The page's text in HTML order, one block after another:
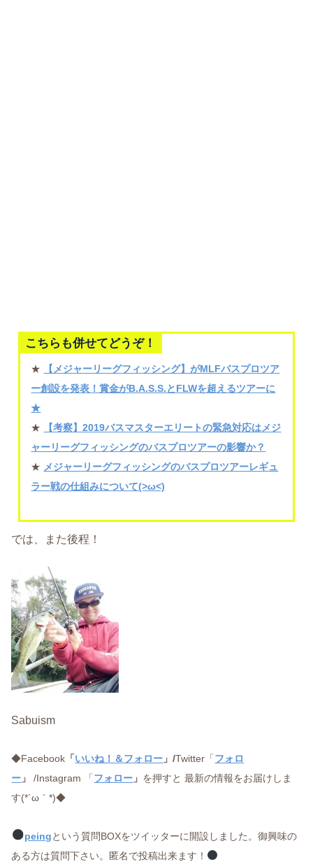
こちらも併せてどうぞ！
★
【メジャーリーグフィッシング】がMLFバスプロツア
ー創設を発表！賞金がB.A.S.S.とFLWを超えるツアーに
★
★
【考察】2019バスマスターエリートの緊急対応はメジ
ャーリーグフィッシングのバスプロツアーの影響か？
★ メジャーリーグフィッシングのバスプロツアーレギュ
ラー戦の仕組みについて(>ω<)
では、また後程！
Sabuism
◆Facebook 「 いいね！＆フォロー 」/Twitter「 フォロ
ー 」/Instagram 「 フォロー 」 を押すと 最新の情報をお届けしま
す(*´ω｀*)◆
peingという質問BOXをツイッターに開設しました。御興味の
ある方は質問下さい。匿名で投稿出来ます！